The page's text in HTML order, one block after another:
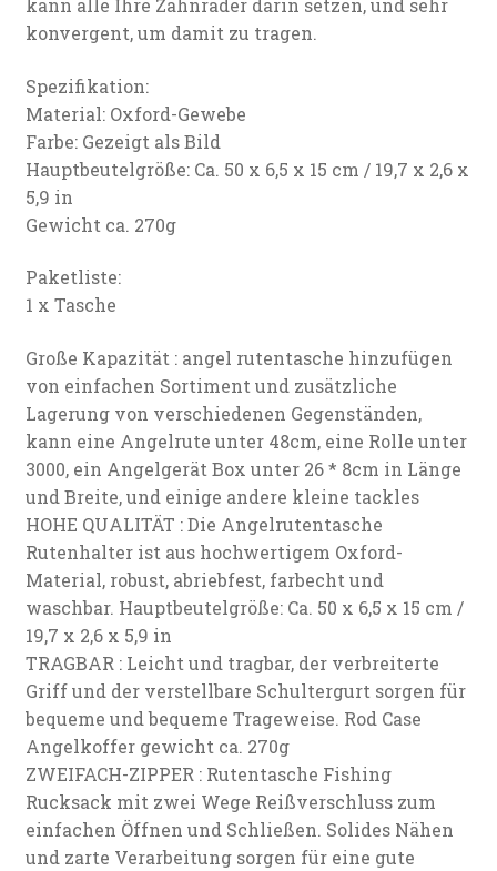
kann alle Ihre Zahnräder darin setzen, und sehr
konvergent, um damit zu tragen.
Spezifikation:
Material: Oxford-Gewebe
Farbe: Gezeigt als Bild
Hauptbeutelgröße: Ca. 50 x 6,5 x 15 cm / 19,7 x 2,6 x
5,9 in
Gewicht ca. 270g
Paketliste:
1 x Tasche
Große Kapazität : angel rutentasche hinzufügen
von einfachen Sortiment und zusätzliche
Lagerung von verschiedenen Gegenständen,
kann eine Angelrute unter 48cm, eine Rolle unter
3000, ein Angelgerät Box unter 26 * 8cm in Länge
und Breite, und einige andere kleine tackles
HOHE QUALITÄT : Die Angelrutentasche
Rutenhalter ist aus hochwertigem Oxford-
Material, robust, abriebfest, farbecht und
waschbar. Hauptbeutelgröße: Ca. 50 x 6,5 x 15 cm /
19,7 x 2,6 x 5,9 in
TRAGBAR : Leicht und tragbar, der verbreiterte
Griff und der verstellbare Schultergurt sorgen für
bequeme und bequeme Trageweise. Rod Case
Angelkoffer gewicht ca. 270g
ZWEIFACH-ZIPPER : Rutentasche Fishing
Rucksack mit zwei Wege Reißverschluss zum
einfachen Öffnen und Schließen. Solides Nähen
und zarte Verarbeitung sorgen für eine gute